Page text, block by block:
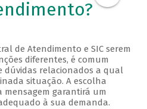
de Atendimento e SIC serem
diferentes, é comum
dúvidas relacionados a qual
situação. A escolha
garantirá um
à sua demanda.